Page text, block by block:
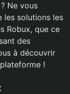
Ne vous
les solutions les
Robux, que ce
des
à découvrir
!